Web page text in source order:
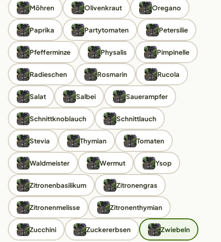
Möhren Olivenkraut Oregano
Paprika Partytomaten Petersilie
Pfefferminze Physalis Pimpinelle
Radieschen Rosmarin Rucola
Salat Salbei Sauerampfer
Schnittknoblauch Schnittlauch
Stevia Thymian Tomaten
Waldmeister Wermut Ysop
Zitronenbasilikum Zitronengras
Zitronenmelisse Zitronenthymian
Zucchini Zuckererbsen Zwiebeln